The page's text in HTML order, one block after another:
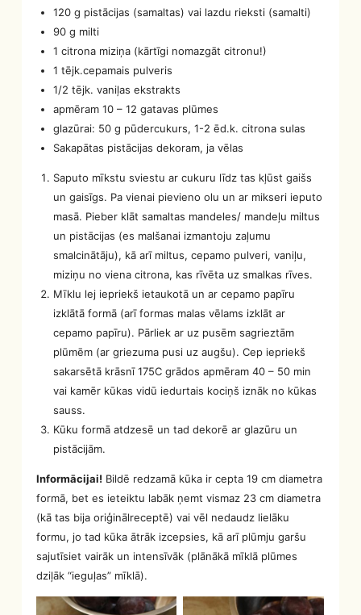
120 g pistācijas (samaltas) vai lazdu rieksti (samalti)
90 g milti
1 citrona miziņa (kārtīgi nomazgāt citronu!)
1 tējk.cepamais pulveris
1/2 tējk. vaniļas ekstrakts
apmēram 10 – 12 gatavas plūmes
glazūrai: 50 g pūdercukurs, 1-2 ēd.k. citrona sulas
Sakapātas pistācijas dekoram, ja vēlas
Saputo mīkstu sviestu ar cukuru līdz tas kļūst gaišs
un gaisīgs. Pa vienai pievieno olu un ar mikseri ieputo
masā. Pieber klāt samaltas mandeles/ mandeļu miltus
un pistācijas (es malšanai izmantoju zaļumu
smalcinātāju), kā arī miltus, cepamo pulveri, vaniļu,
miziņu no viena citrona, kas rīvēta uz smalkas rīves.
Mīklu lej iepriekš ietaukotā un ar cepamo papīru
izklātā formā (arī formas malas vēlams izklāt ar
cepamo papīru). Pārliek ar uz pusēm sagrieztām
plūmēm (ar griezuma pusi uz augšu). Cep iepriekš
sakarsētā krāsnī 175C grādos apmēram 40 – 50 min
vai kamēr kūkas vidū iedurtais kociņš iznāk no kūkas
sauss.
Kūku formā atdzesē un tad dekorē ar glazūru un
pistācijām.
Informācijai! Bildē redzamā kūka ir cepta 19 cm diametra
formā, bet es ieteiktu labāk ņemt vismaz 23 cm diametra
(kā tas bija oriģinālreceptē) vai vēl nedaudz lielāku
formu, jo tad kūka ātrāk izcepsies, kā arī plūmju garšu
sajutīsiet vairāk un intensīvāk (plānākā mīklā plūmes
dziļāk “ieguļas” mīklā).